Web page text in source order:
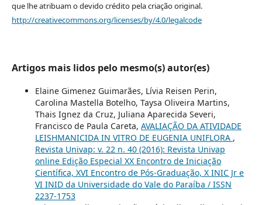
que lhe atribuam o devido crédito pela criação original.
http://creativecommons.org/licenses/by/4.0/legalcode
Artigos mais lidos pelo mesmo(s) autor(es)
Elaine Gimenez Guimarães, Lívia Reisen Perin,
Carolina Mastella Botelho, Taysa Oliveira Martins,
Thais Ignez da Cruz, Juliana Aparecida Severi,
Francisco de Paula Careta, AVALIAÇÃO DA ATIVIDADE
LEISHMANICIDA IN VITRO DE EUGENIA UNIFLORA ,
Revista Univap: v. 22 n. 40 (2016): Revista Univap
online Edição Especial XX Encontro de Iniciação
Científica, XVI Encontro de Pós-Graduação, X INIC Jr e
VI INID da Universidade do Vale do Paraíba / ISSN
2237-1753